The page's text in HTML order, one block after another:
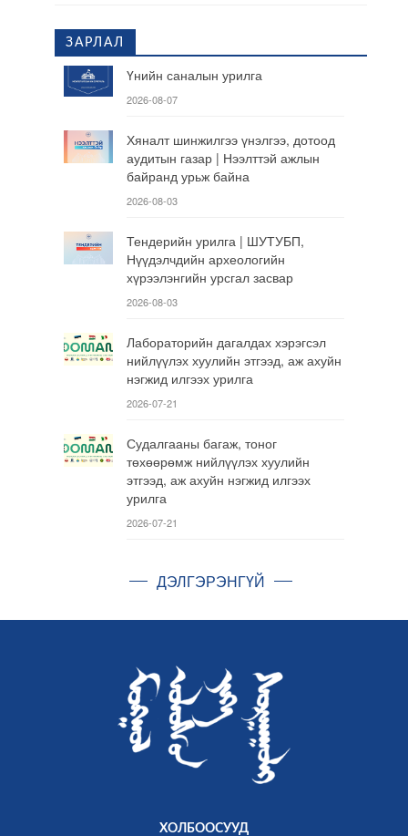
ЗАРЛАЛ
Үнийн саналын урилга
2026-08-07
Хяналт шинжилгээ үнэлгээ, дотоод
аудитын газар | Нээлттэй ажлын
байранд урьж байна
2026-08-03
Тендерийн урилга | ШУТУБП,
Нүүдэлчдийн археологийн
хүрээлэнгийн урсгал засвар
2026-08-03
Лабораторийн дагалдах хэрэгсэл
нийлүүлэх хуулийн этгээд, аж ахуйн
нэгжид илгээх урилга
2026-07-21
Судалгааны багаж, тоног
төхөөрөмж нийлүүлэх хуулийн
этгээд, аж ахуйн нэгжид илгээх
урилга
2026-07-21
ДЭЛГЭРЭНГҮЙ
ХОЛБООСУУД